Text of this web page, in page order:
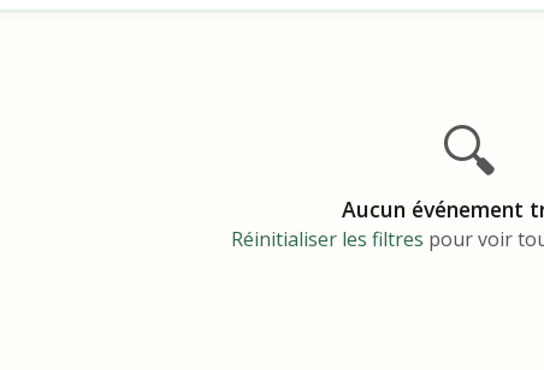
🔍
Aucun événement
Réinitialiser les filtres pour voir